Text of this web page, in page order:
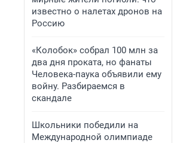
известно о налетах дронов на
Россию
«Колобок» собрал 100 млн за
два дня проката, но фанаты
Человека-паука объявили ему
войну. Разбираемся в
скандале
Школьники победили на
Международной олимпиаде